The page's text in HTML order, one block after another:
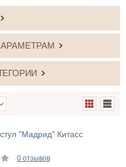
"Мадрид" Китасс
0 отзывов